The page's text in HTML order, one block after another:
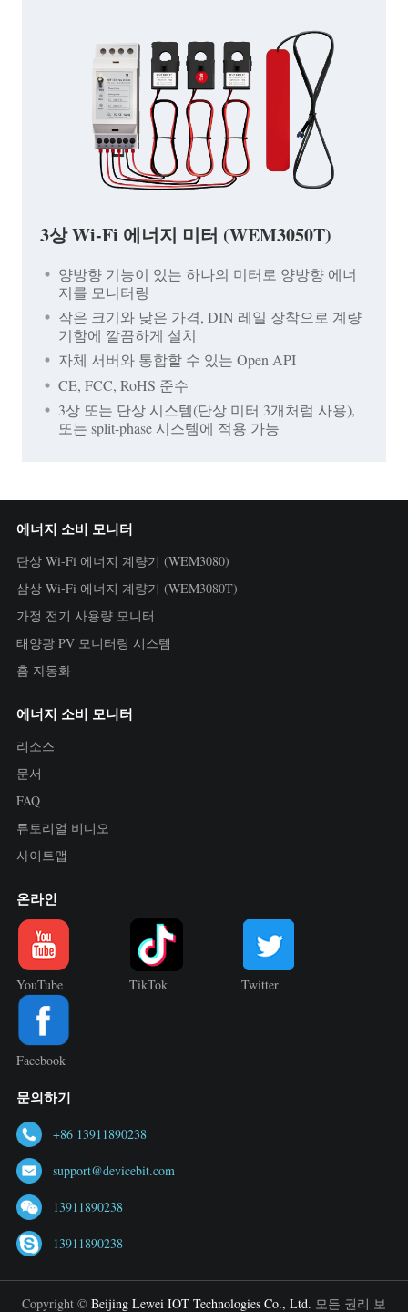
3상 Wi-Fi 에너지 미터 (WEM3050T)
양방향 기능이 있는 하나의 미터로 양방향 에너
지를 모니터링
작은 크기와 낮은 가격, DIN 레일 장착으로 계량
기함에 깔끔하게 설치
자체 서버와 통합할 수 있는 Open API
CE, FCC, RoHS 준수
3상 또는 단상 시스템(단상 미터 3개처럼 사용),
또는 split-phase 시스템에 적용 가능
에너지 소비 모니터
단상 Wi-Fi 에너지 계량기 (WEM3080)
삼상 Wi-Fi 에너지 계량기 (WEM3080T)
가정 전기 사용량 모니터
태양광 PV 모니터링 시스템
홈 자동화
에너지 소비 모니터
리소스
문서
FAQ
튜토리얼 비디오
사이트맵
온라인
YouTube TikTok Twitter
Facebook
문의하기
+86 13911890238
support@devicebit.com
13911890238
13911890238
Copyright © Beijing Lewei IOT Technologies Co., Ltd. 모든 권리 보